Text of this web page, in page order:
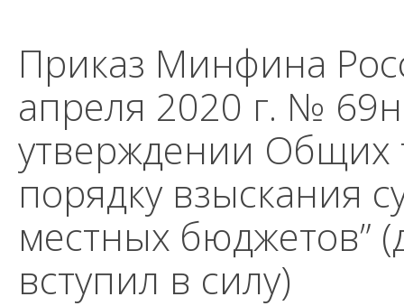
Приказ Минфина
апреля 2020 г. №
утверждении Общих
порядку взыскания
местных бюджетов”
вступил в силу)